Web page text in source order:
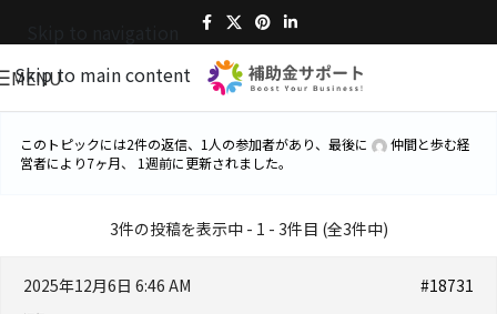
Skip to main content
MENU
このトピックには2件の返信、1人の参加者があり、最後に
仲間と歩む経
営者により7ヶ月、 1週前に更新されました。
3件の投稿を表示中 - 1 - 3件目 (全3件中)
2025年12月6日 6:46 AM #18731